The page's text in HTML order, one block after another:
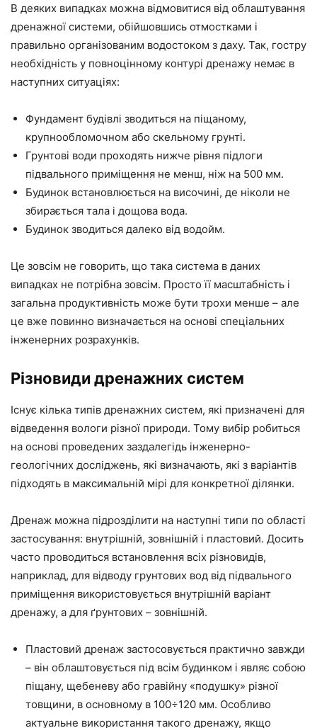
В деяких випадках можна відмовитися від облаштування
дренажної системи, обійшовшись отмостками і
правильно організованим водостоком з даху. Так, гостру
необхідність у повноцінному контурі дренажу немає в
наступних ситуаціях:
Фундамент будівлі зводиться на піщаному,
крупнообломочном або скельному грунті.
Грунтові води проходять нижче рівня підлоги
підвального приміщення не менш, ніж на 500 мм.
Будинок встановлюється на височині, де ніколи не
збирається тала і дощова вода.
Будинок зводиться далеко від водойм.
Це зовсім не говорить, що така система в даних
випадках не потрібна зовсім. Просто її масштабність і
загальна продуктивність може бути трохи менше – але
це вже повинно визначається на основі спеціальних
інженерних розрахунків.
Різновиди дренажних систем
Існує кілька типів дренажних систем, які призначені для
відведення вологи різної природи. Тому вибір робиться
на основі проведених заздалегідь інженерно-
геологічних досліджень, які визначають, які з варіантів
підходять в максимальній мірі для конкретної ділянки.
Дренаж можна підрозділити на наступні типи по області
застосування: внутрішній, зовнішній і пластовий. Досить
часто проводиться встановлення всіх різновидів,
наприклад, для відводу грунтових вод від підвального
приміщення використовується внутрішній варіант
дренажу, а для ґрунтових – зовнішній.
Пластовий дренаж застосовується практично завжди
– він облаштовується під всім будинком і являє собою
піщану, щебеневу або гравійну «подушку» різної
товщини, в основному в 100÷120 мм. Особливо
актуальне використання такого дренажу, якщо